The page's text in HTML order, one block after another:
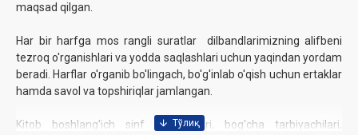
maqsad qilgan.
Har bir harfga mos rangli suratlar dilbandlarimizning alifbeni
tezroq o'rganishlari va yodda saqlashlari uchun yaqindan yordam
beradi. Harflar o'rganib bo'lingach, bo'g'inlab o'qish uchun ertaklar
hamda savol va topshiriqlar jamlangan.
Kitob boshlang'ich sinf o'quvchilari, bog'cha tarbiyachilari,